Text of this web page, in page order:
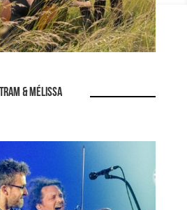
TRAM & Mélissa